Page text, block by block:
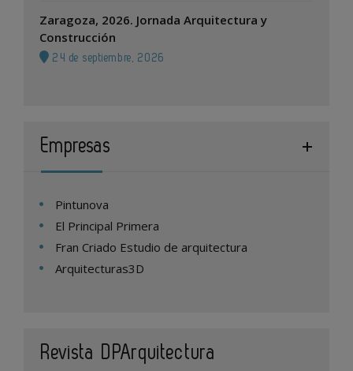
Zaragoza, 2026. Jornada Arquitectura y
Construcción
24 de septiembre, 2026
Empresas
Pintunova
El Principal Primera
Fran Criado Estudio de arquitectura
Arquitecturas3D
Revista DPArquitectura